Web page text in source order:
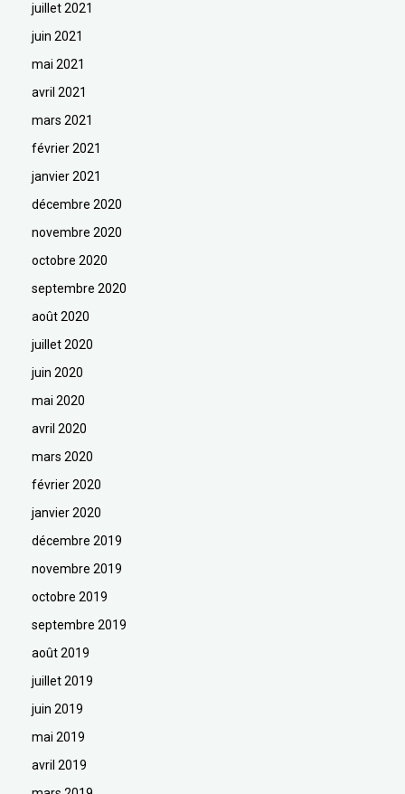
juillet 2021
juin 2021
mai 2021
avril 2021
mars 2021
février 2021
janvier 2021
décembre 2020
novembre 2020
octobre 2020
septembre 2020
août 2020
juillet 2020
juin 2020
mai 2020
avril 2020
mars 2020
février 2020
janvier 2020
décembre 2019
novembre 2019
octobre 2019
septembre 2019
août 2019
juillet 2019
juin 2019
mai 2019
avril 2019